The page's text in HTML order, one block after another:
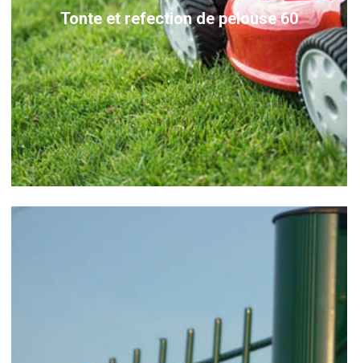
Tonte et refection de pelouse 60